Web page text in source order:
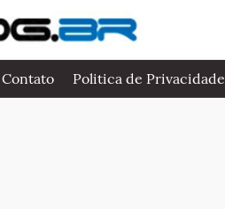
Contato Politica de Privacidade